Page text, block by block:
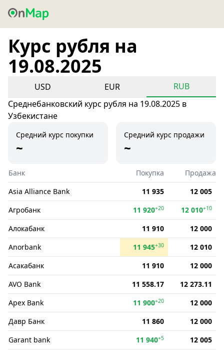
Курс рубля на
19.08.2025
USD EUR
RUB
Среднебанковский курс рубля на 19.08.2025 в
Узбекистане
Средний курс покупки
~
Средний курс продажи
~
Банк Покупка
Продажа
Asia Alliance Bank
11 935
12 005
Агробанк
11 920+20 12 010+10
Алокабанк 11 910
12 000
Anorbank
11 945+30
12 010
Асакабанк
11 910
12 000
AVO Bank
11 558.17
12 273.11
Apex Bank
11 900+20
12 000
Давр Банк
11 860
12 000
Garant bank
11 940+5
12 005